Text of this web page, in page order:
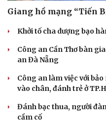
Giang hồ mạng “Tiến
Khởi tố cha dượng bạo
Công an Cần Thơ bàn
an Đà Nẵng
Công an làm việc với
vào chân, đánh trẻ ở
Đánh bạc thua, người
cầm cố